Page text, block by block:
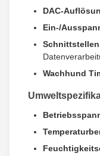
DAC-
Ein-/
Wachhund